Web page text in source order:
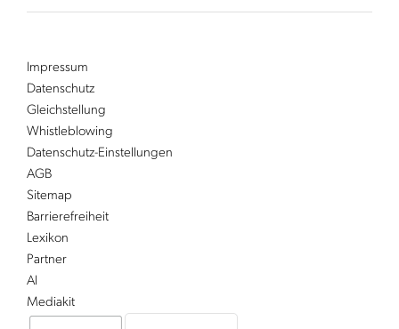
Impressum
Datenschutz
Gleichstellung
Whistleblowing
Datenschutz-Einstellungen
AGB
Sitemap
Barrierefreiheit
Lexikon
Partner
AI
Mediakit